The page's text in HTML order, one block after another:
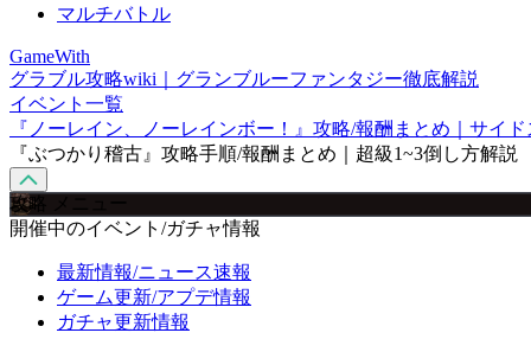
マルチバトル
GameWith
グラブル攻略wiki｜グランブルーファンタジー徹底解説
イベント一覧
『ノーレイン、ノーレインボー！』攻略/報酬まとめ｜サイ
『ぶつかり稽古』攻略手順/報酬まとめ｜超級1~3倒し方解説
攻略 メニュー
開催中のイベント/ガチャ情報
最新情報/ニュース速報
ゲーム更新/アプデ情報
ガチャ更新情報